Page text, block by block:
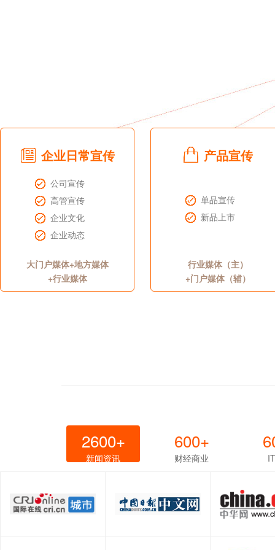
企业日常宣传
公司宣传
高管宣传
企业文化
企业动态
大门户媒体+地方媒体
+行业媒体
产品宣传
单品宣传
新品上市
行业媒体（主）
+门户媒体（辅）
2600+
新闻资讯
600+
财经商业